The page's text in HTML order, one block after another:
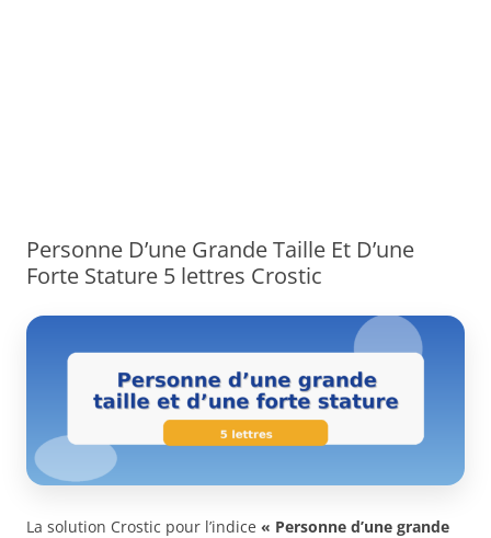
Personne D’une Grande Taille Et D’une
Forte Stature 5 lettres Crostic
La solution Crostic pour l’indice « Personne d’une grande